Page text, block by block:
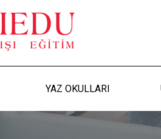
YAZ OKULLARI